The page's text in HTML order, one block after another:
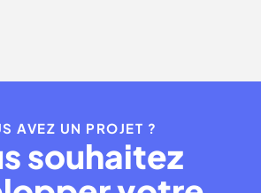
AVEZ UN PROJET ?
souhaitez